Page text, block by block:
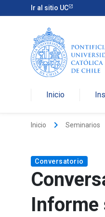
Ir al sitio UC
Inicio
Inicio keyboard_arrow_right Seminarios
Conversatorio
Informe